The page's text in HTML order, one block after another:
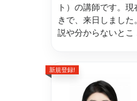
ト）の講師です。
きで、来日しまし
説や分からないとこ
新規登録!